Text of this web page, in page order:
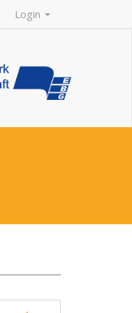
Login